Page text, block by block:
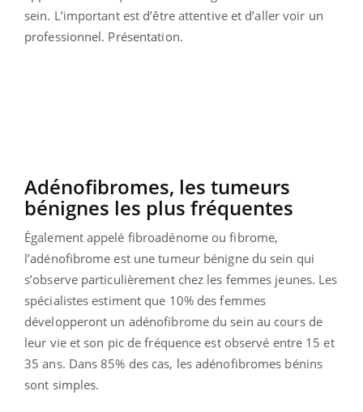
sein. L’important est d’être attentive et d’aller voir un
professionnel. Présentation.
Adénofibromes, les tumeurs
bénignes les plus fréquentes
Également appelé fibroadénome ou fibrome,
l’adénofibrome est une tumeur bénigne du sein qui
s’observe particulièrement chez les femmes jeunes. Les
spécialistes estiment que 10% des femmes
développeront un adénofibrome du sein au cours de
leur vie et son pic de fréquence est observé entre 15 et
35 ans. Dans 85% des cas, les adénofibromes bénins
sont simples.